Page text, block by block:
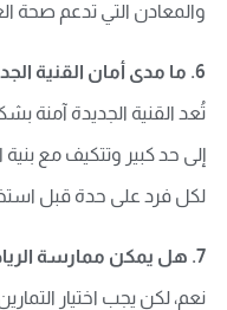
والمعادن التي تدعم صحة
6. ما مدى أمان القنية الجديدة؟
تُعد القنية الجديدة آمنة
إلى حد كبير وتتكيف مع
لكل فرد على حدة قبل
7. هل يمكن ممارسة الرياضة مع ضعف العظام؟
نعم، لكن يجب اختيار